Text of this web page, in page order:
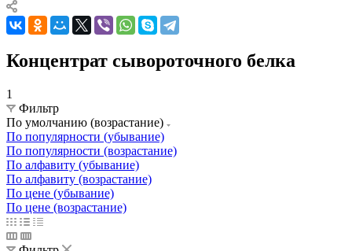
Концентрат сывороточного белка
1
Фильтр
По умолчанию (возрастание)
По популярности (убывание)
По популярности (возрастание)
По алфавиту (убывание)
По алфавиту (возрастание)
По цене (убывание)
По цене (возрастание)